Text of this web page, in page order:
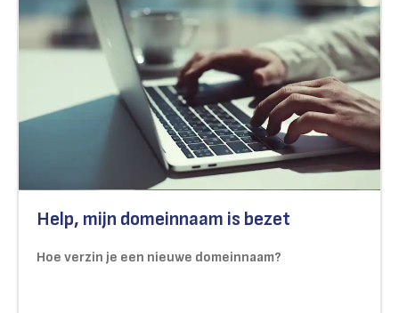
Help, mijn domeinnaam is bezet
Hoe verzin je een nieuwe domeinnaam?